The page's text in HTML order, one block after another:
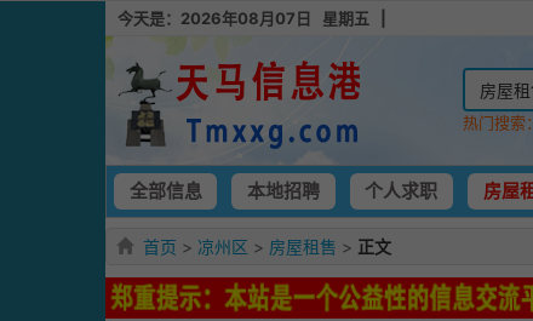
今天是：2026年08月07日 星期五 |
热门搜索
全部信息 本地招聘 个人求职 房屋
首页 > 凉州区 > 房屋租售 > 正文